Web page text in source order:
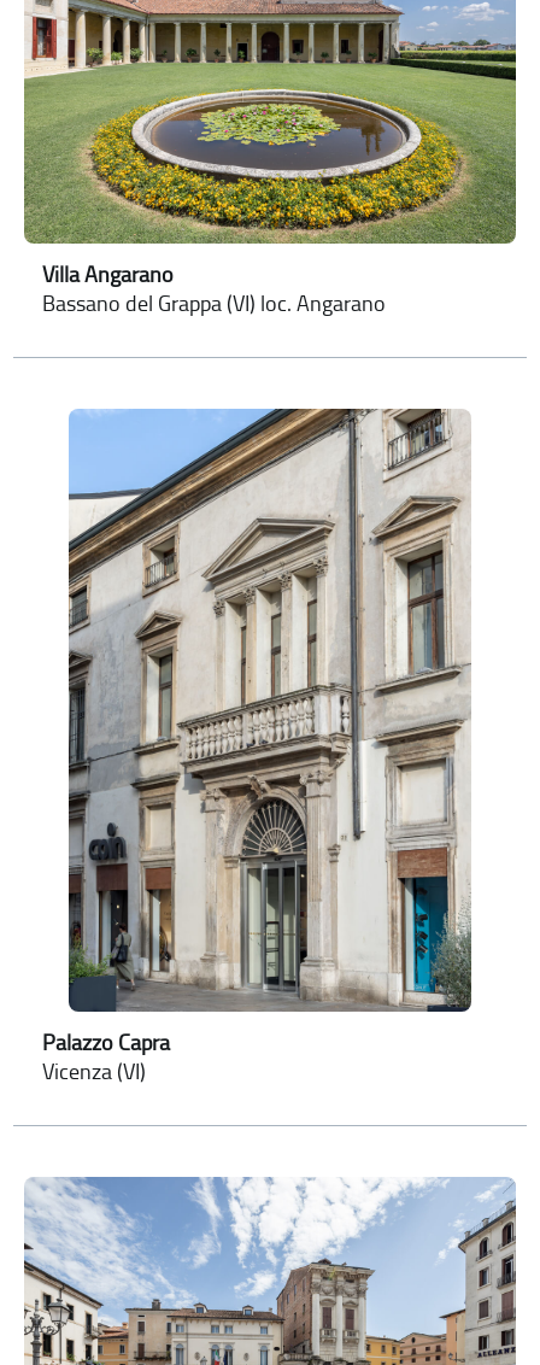
Villa Angarano
Bassano del Grappa (VI) loc. Angarano
Palazzo Capra
Vicenza (VI)